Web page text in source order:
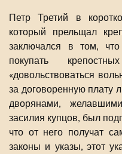
Петр Третий в
который прельщал
заключался в том,
покупать
«довольствоваться
за договоренную плату
дворянами,
засилия купцов, был
что от него получат
законы и указы, этот